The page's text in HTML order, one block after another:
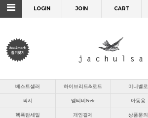
LOGIN JOIN CART
베스트셀러 하이브리드&로드 미니벨로
픽시 엠티비&etc 아동용
핵폭탄세일 개인결제 상품문의